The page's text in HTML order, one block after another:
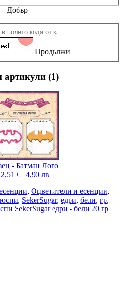
Добър
Продължи
артикули (1)
- Батман Лого
2,51 € | 4,90 лв
есенции, Оцветители и есенции,
, SekerSugar, едри, бели, гр,
SekerSugar едри - бели 20 гр